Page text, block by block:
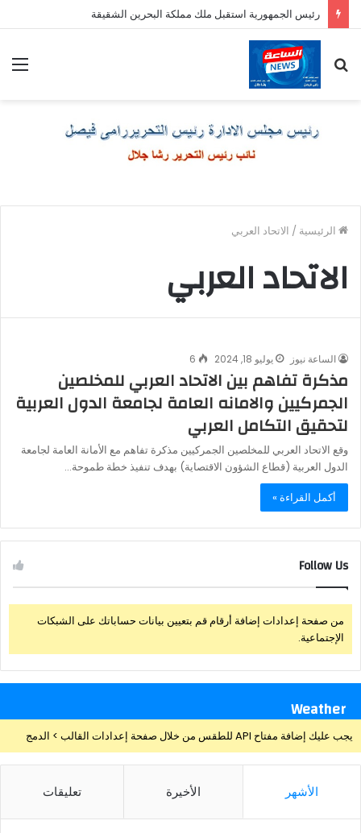
رئيس الجمهورية استقبل ملك مملكة البحرين الشقيقة
عن
الرئيسية / الاتحاد العربي
الاتحاد العربي
الساعة نيوز يوليو 18, 2024 6
مذكرة تفاهم بين الاتحاد العربي للمخلصين
الجمركيين والامانه العامة لجامعة الدول العربية
لتحقيق التكامل العربي
وقع الاتحاد العربي للمخلصين الجمركيين مذكرة تفاهم مع الأمانة العامة لجامعة
الدول العربية (قطاع الشؤون الاقتصاية) بهدف تنفيذ خطة طموحة…
أكمل القراءة »
Follow Us
من صفحة إعدادات إضافة أرقام قم بتعيين بيانات حساباتك على الشبكات
الإجتماعية.
Weather
يجب عليك إضافة مفتاح API للطقس من خلال صفحة إعدادات القالب > الدمج
الأشهر الأخيرة تعليقات